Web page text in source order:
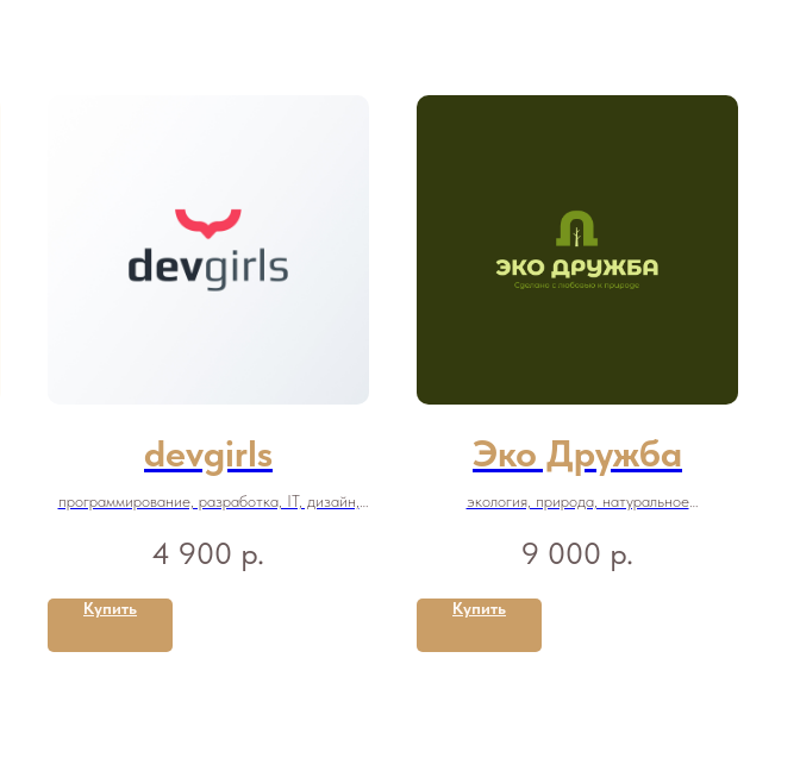
devgirls
программирование, разработка, IT, дизайн,
4 900 р.
Купить
Эко Дружба
экология, природа, натуральное
9 000 р.
Купить